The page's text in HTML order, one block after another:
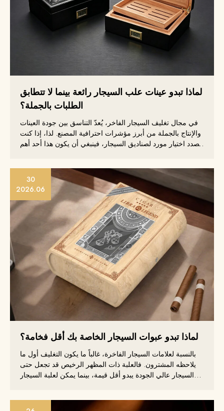
لماذا تبدو عينات علب السيجار رائعة بينما لا تتطابق
الطلبات بالجملة؟
في مجال تغليف السيجار الفاخر، يُعدّ التناسق بين جودة العينات
والإنتاج بالجملة من أبرز مؤشرات احترافية المصنع. لذا، إذا كنت
بصدد اختيار مورد لصناديق السيجار، فينبغي أن يكون هذا أحد أهم
30
2026.06
لماذا تبدو عبوات السيجار الخاصة بك أقل فخامة؟
بالنسبة لعلامات السيجار الفاخرة، غالباً ما يكون التغليف أول ما
يلاحظه المشترون. فالعلبة ذات المظهر الرخيص قد تجعل حتى
السيجار عالي الجودة يبدو أقل قيمة، بينما يمكن لعلبة السيجار